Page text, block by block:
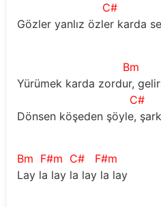
C#
Gözler yanlız
Bm
Yürümek karda zordur,
C#
Dönsen köşeden şöyle,
Bm F#m C#
F#m
Lay la lay la lay la lay